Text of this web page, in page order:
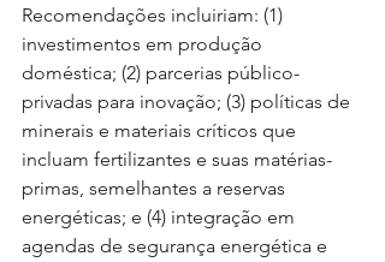
Recomendações incluiriam: (1)
investimentos em produção
doméstica; (2) parcerias público-
privadas para inovação; (3) políticas de
minerais e materiais críticos que
incluam fertilizantes e suas matérias-
primas, semelhantes a reservas
energéticas; e (4) integração em
agendas de segurança energética e